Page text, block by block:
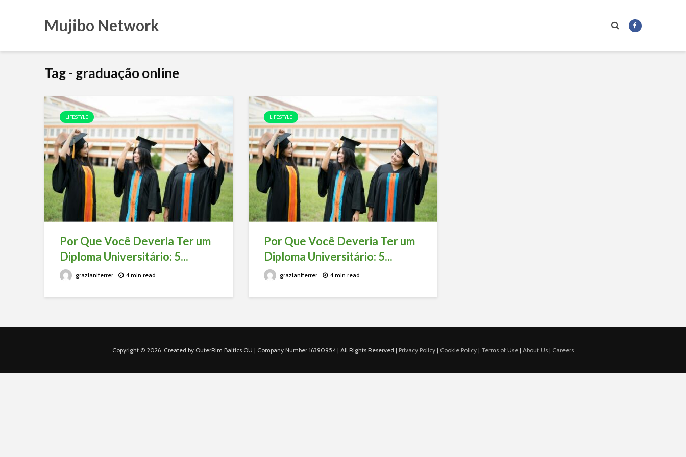
Mujibo Network
Tag - graduação online
LIFESTYLE
Por Que Você Deveria Ter um
Diploma Universitário: 5...
grazianiferrer 4 min read
LIFESTYLE
Por Que Você Deveria Ter um
Diploma Universitário: 5...
grazianiferrer 4 min read
Copyright © 2026. Created by OuterRim Baltics OÜ | Company Number 16390954 | All Rights Reserved | Privacy Policy | Cookie Policy | Terms of Use | About Us | Careers